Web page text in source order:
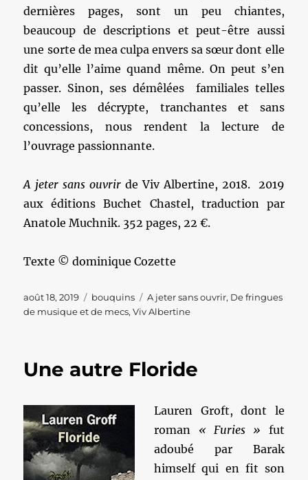
dernières pages, sont un peu chiantes,
beaucoup de descriptions et peut-être aussi
une sorte de mea culpa envers sa sœur dont elle
dit qu’elle l’aime quand même. On peut s’en
passer. Sinon, ses démêlées familiales telles
qu’elle les décrypte, tranchantes et sans
concessions, nous rendent la lecture de
l’ouvrage passionnante.
A jeter sans ouvrirde Viv Albertine, 2018. 2019
aux éditions Buchet Chastel, traduction par
Anatole Muchnik. 352 pages, 22 €.
Texte © dominique Cozette
Publié
le
août 18, 2019 Catégories
bouquins Étiquettes
A jeter sans ouvrir, De fringues
de musique et de mecs,Viv Albertine
Une autre Floride
Lauren Groft, dont le
roman « Furies » fut
adoubé par Barak
himself qui en fit son